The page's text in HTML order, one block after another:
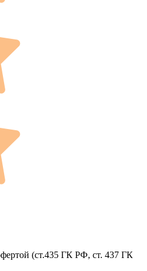
(ст.435 ГК РФ, cт. 437 ГК